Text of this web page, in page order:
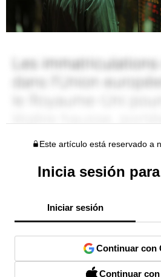
Este artículo está reservado a
Inicia sesión
Iniciar sesión
Continuar con
Continuar